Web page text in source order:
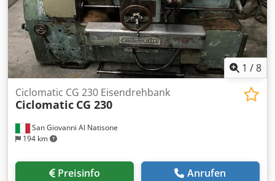
1 /8
San Giovanni Al Natisone
194 km
Ciclomatic CG 230 Eisendrehbank
Ciclomatic CG 230
Preisinfo Anrufen